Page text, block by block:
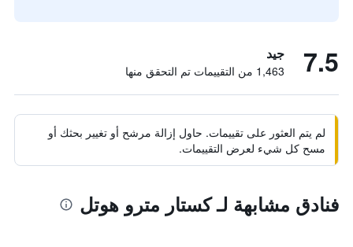
7.5 جيد
1,463 من التقييمات تم التحقق منها
لم يتم العثور على تقييمات. حاول إزالة مرشح أو تغيير بحثك أو
مسح كل شيء لعرض التقييمات.
فنادق مشابهة لـ كستار مترو هوتل